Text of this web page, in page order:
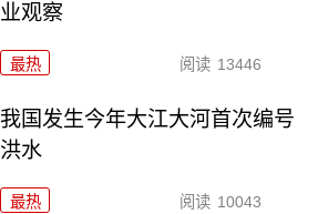
业观察
最热 阅读 13446
我国发生今年大江大河首次编号
洪水
最热 阅读 10043